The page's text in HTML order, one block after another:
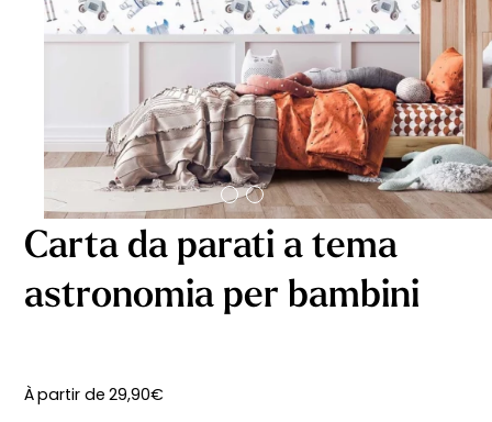
Carta da parati a tema
astronomia per bambini
À partir de29,90€